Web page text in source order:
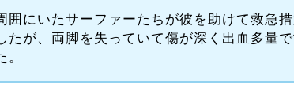
囲にいたサーファーたちが彼を助けて救急
たが、両脚を失っていて傷が深く出血多量
。